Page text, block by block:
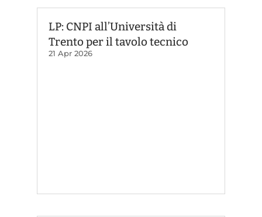
LP: CNPI all’Università di
Trento per il tavolo tecnico
21 Apr 2026